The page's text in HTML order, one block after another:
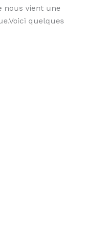
nous vient une
quelques